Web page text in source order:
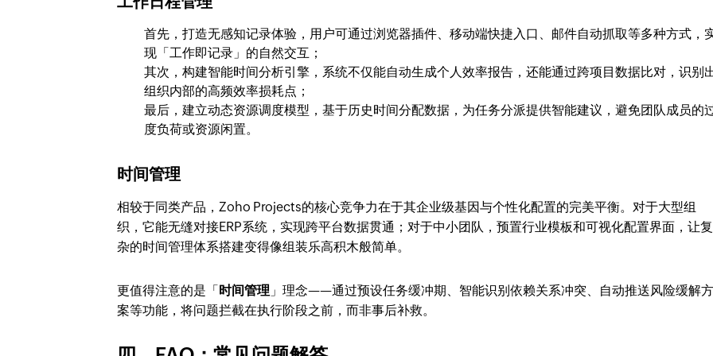
首先，打造无感知记录体验，用户可通过浏览器插件、移动端快捷入口、邮件自动抓取等多种方式，
现「工作即记录」的自然交互；
其次，构建智能时间分析引擎，系统不仅能自动生成个人效率报告，还能通过跨项目数据比对，识别
组织内部的高频效率损耗点；
最后，建立动态资源调度模型，基于历史时间分配数据，为任务分派提供智能建议，避免团队成员的
度负荷或资源闲置。
时间管理
相较于同类产品，Zoho Projects的核心竞争力在于其企业级基因与个性化配置的完美平衡。对于大型组
织，它能无缝对接ERP系统，实现跨平台数据贯通；对于中小团队，预置行业模板和可视化配置界面，让复
杂的时间管理体系搭建变得像组装乐高积木般简单。
更值得注意的是「 时间管理 」理念——通过预设任务缓冲期、智能识别依赖关系冲突、自动推送风险缓解方
案等功能，将问题拦截在执行阶段之前，而非事后补救。